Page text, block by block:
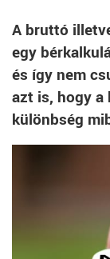
A bruttó
egy
és így nem
azt is, hogy
különbség